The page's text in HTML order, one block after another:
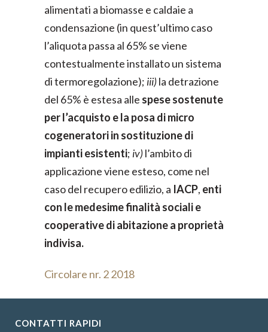
alimentati a biomasse e caldaie a
condensazione (in quest’ultimo caso
l’aliquota passa al 65% se viene
contestualmente installato un sistema
di termoregolazione); iii)la detrazione
del 65% è estesa alle spese sostenute
per l’acquisto e la posa di micro
cogeneratori in sostituzione di
impianti esistenti; iv)l’ambito di
applicazione viene esteso, come nel
caso del recupero edilizio, a IACP, enti
con le medesime finalità sociali e
cooperative di abitazione a proprietà
indivisa.
Circolare nr. 2 2018
CONTATTI RAPIDI